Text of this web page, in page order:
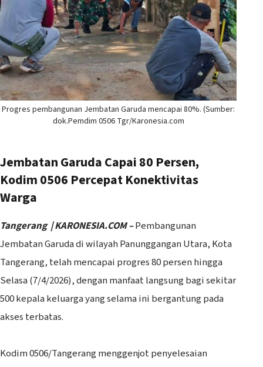
Progres pembangunan Jembatan Garuda mencapai 80%. (Sumber:
dok.Pemdim 0506 Tgr/Karonesia.com
Jembatan Garuda Capai 80 Persen,
Kodim 0506 Percepat Konektivitas
Warga
Tangerang | KARONESIA.COM –Pembangunan
Jembatan Garuda di wilayah Panunggangan Utara, Kota
Tangerang, telah mencapai progres 80 persen hingga
Selasa (7/4/2026), dengan manfaat langsung bagi sekitar
500 kepala keluarga yang selama ini bergantung pada
akses terbatas.
‎Kodim 0506/Tangerang menggenjot penyelesaian